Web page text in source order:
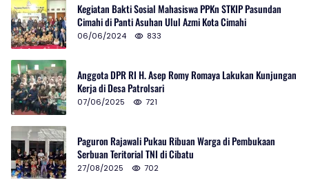
Kegiatan Bakti Sosial Mahasiswa PPKn STKIP Pasundan
Cimahi di Panti Asuhan Ulul Azmi Kota Cimahi
06/06/2024 833
Anggota DPR RI H. Asep Romy Romaya Lakukan Kunjungan
Kerja di Desa Patrolsari
07/06/2025 721
Paguron Rajawali Pukau Ribuan Warga di Pembukaan
Serbuan Teritorial TNI di Cibatu
27/08/2025 702